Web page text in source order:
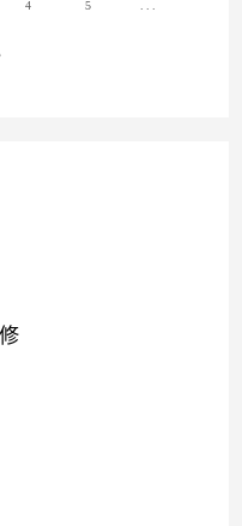
4 5
to the next page